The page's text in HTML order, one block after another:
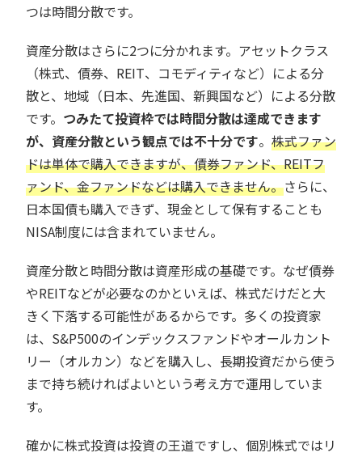
つは時間分散です。
資産分散はさらに2つに分かれます。アセットクラス
（株式、債券、REIT、コモディティなど）による分
散と、地域（日本、先進国、新興国など）による分散
です。 つみたて投資枠では時間分散は達成できます
が、資産分散という観点では不十分です。 株式ファン
ドは単体で購入できますが、債券ファンド、REITフ
ァンド、金ファンドなどは購入できません。さらに、
日本国債も購入できず、現金として保有することも
NISA制度には含まれていません。
資産分散と時間分散は資産形成の基礎です。なぜ債券
やREITなどが必要なのかといえば、株式だけだと大
きく下落する可能性があるからです。多くの投資家
は、S&P500のインデックスファンドやオールカント
リー（オルカン）などを購入し、長期投資だから使う
まで持ち続ければよいという考え方で運用していま
す。
確かに株式投資は投資の王道ですし、個別株式ではリ